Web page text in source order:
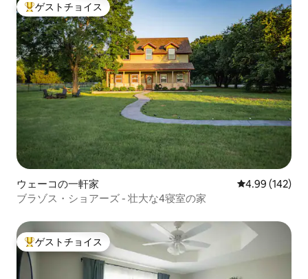
大好評のゲストチョイスです。
ゲストチョイス
ウェーコの一軒家 レビュー142
4.99 (142)
ブラゾス・ショアーズ - 壮大な4寝室の家
大好評のゲストチョイスです。
ゲストチョイス